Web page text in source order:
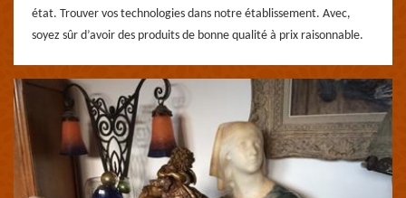
état. Trouver vos technologies dans notre établissement. Avec,
soyez sûr d’avoir des produits de bonne qualité à prix raisonnable.